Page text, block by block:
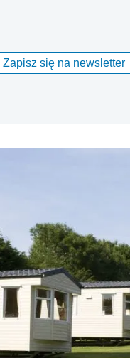
Zapisz się na newsletter